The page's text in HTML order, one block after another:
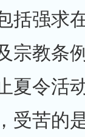
括强求
宗教条
夏令活
受苦的